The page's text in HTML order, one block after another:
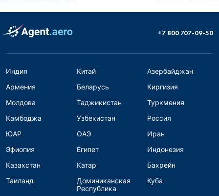
+7 800 707-09-50
Индия Китай
Азербайджан
Армения
Беларусь
Киргизия
Молдова
Таджикистан
Туркмения
Камбоджа
Узбекистан
Россия
ЮАР
ОАЭ
Иран
Эфиопия
Египет
Индонезия
Казахстан
Катар
Бахрейн
Таиланд
Доминиканская
Республика
Куба